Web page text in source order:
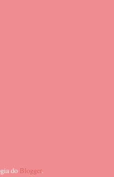
do Blogger.